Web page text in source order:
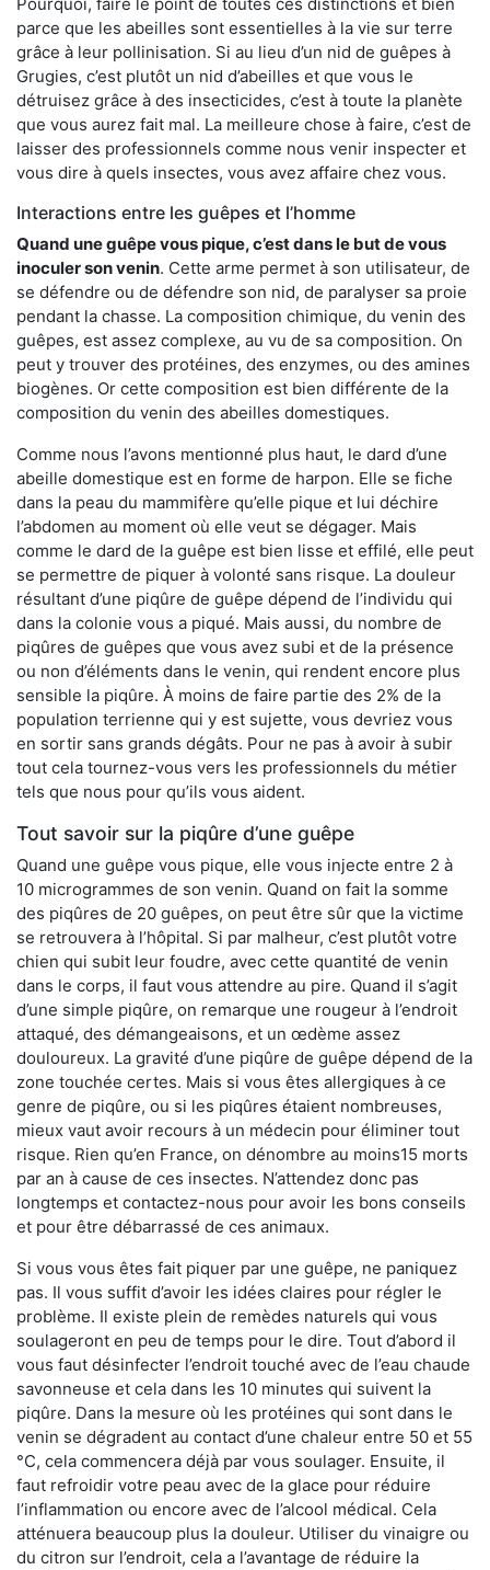
parce que les abeilles sont essentielles à la vie sur terre
grâce à leur pollinisation. Si au lieu d’un nid de guêpes à
Grugies, c’est plutôt un nid d’abeilles et que vous le
détruisez grâce à des insecticides, c’est à toute la planète
que vous aurez fait mal. La meilleure chose à faire, c’est de
laisser des professionnels comme nous venir inspecter et
vous dire à quels insectes, vous avez affaire chez vous.
Interactions entre les guêpes et l’homme
Quand une guêpe vous pique, c’est dans le but de vous
inoculer son venin. Cette arme permet à son utilisateur, de
se défendre ou de défendre son nid, de paralyser sa proie
pendant la chasse. La composition chimique, du venin des
guêpes, est assez complexe, au vu de sa composition. On
peut y trouver des protéines, des enzymes, ou des amines
biogènes. Or cette composition est bien différente de la
composition du venin des abeilles domestiques.
Comme nous l’avons mentionné plus haut, le dard d’une
abeille domestique est en forme de harpon. Elle se fiche
dans la peau du mammifère qu’elle pique et lui déchire
l’abdomen au moment où elle veut se dégager. Mais
comme le dard de la guêpe est bien lisse et effilé, elle peut
se permettre de piquer à volonté sans risque. La douleur
résultant d’une piqûre de guêpe dépend de l’individu qui
dans la colonie vous a piqué. Mais aussi, du nombre de
piqûres de guêpes que vous avez subi et de la présence
ou non d’éléments dans le venin, qui rendent encore plus
sensible la piqûre. À moins de faire partie des 2% de la
population terrienne qui y est sujette, vous devriez vous
en sortir sans grands dégâts. Pour ne pas à avoir à subir
tout cela tournez-vous vers les professionnels du métier
tels que nous pour qu’ils vous aident.
Tout savoir sur la piqûre d’une guêpe
Quand une guêpe vous pique, elle vous injecte entre 2 à
10 microgrammes de son venin. Quand on fait la somme
des piqûres de 20 guêpes, on peut être sûr que la victime
se retrouvera à l’hôpital. Si par malheur, c’est plutôt votre
chien qui subit leur foudre, avec cette quantité de venin
dans le corps, il faut vous attendre au pire. Quand il s’agit
d’une simple piqûre, on remarque une rougeur à l’endroit
attaqué, des démangeaisons, et un œdème assez
douloureux. La gravité d’une piqûre de guêpe dépend de la
zone touchée certes. Mais si vous êtes allergiques à ce
genre de piqûre, ou si les piqûres étaient nombreuses,
mieux vaut avoir recours à un médecin pour éliminer tout
risque. Rien qu’en France, on dénombre au moins15 morts
par an à cause de ces insectes. N’attendez donc pas
longtemps et contactez-nous pour avoir les bons conseils
et pour être débarrassé de ces animaux.
Si vous vous êtes fait piquer par une guêpe, ne paniquez
pas. Il vous suffit d’avoir les idées claires pour régler le
problème. Il existe plein de remèdes naturels qui vous
soulageront en peu de temps pour le dire. Tout d’abord il
vous faut désinfecter l’endroit touché avec de l’eau chaude
savonneuse et cela dans les 10 minutes qui suivent la
piqûre. Dans la mesure où les protéines qui sont dans le
venin se dégradent au contact d’une chaleur entre 50 et 55
°C, cela commencera déjà par vous soulager. Ensuite, il
faut refroidir votre peau avec de la glace pour réduire
l’inflammation ou encore avec de l’alcool médical. Cela
atténuera beaucoup plus la douleur. Utiliser du vinaigre ou
du citron sur l’endroit, cela a l’avantage de réduire la